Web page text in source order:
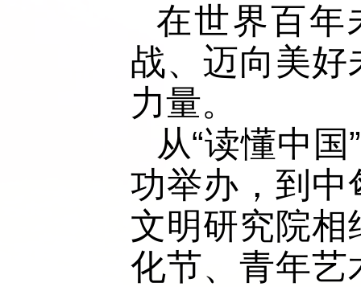
在世界百年
战、迈向美
力量。
从“读懂中
功举办，到中
文明研究院
化节、青年